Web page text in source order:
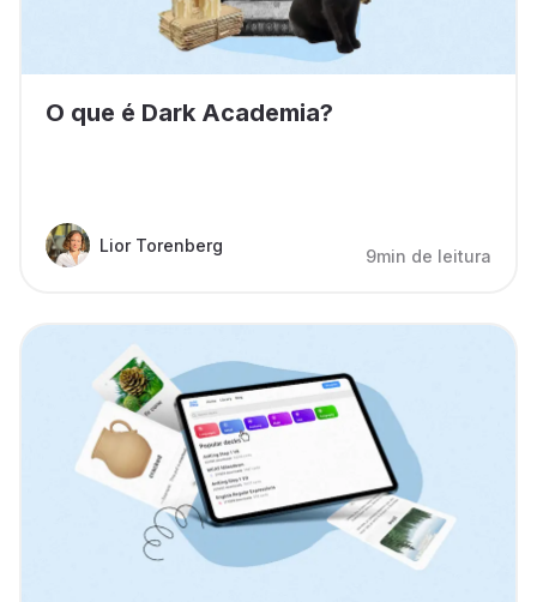
O que é Dark Academia?
Lior Torenberg
9min de leitura